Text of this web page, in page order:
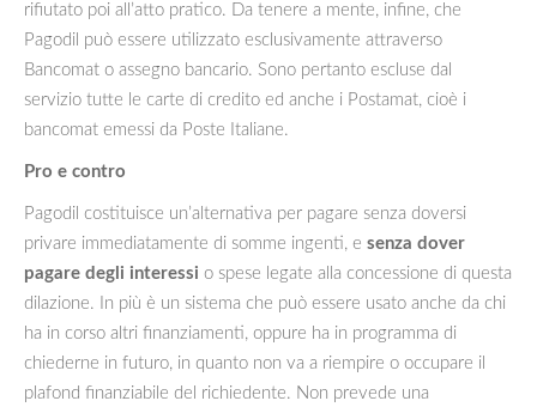
rifiutato poi all’atto pratico. Da tenere a mente, infine, che
Pagodil può essere utilizzato esclusivamente attraverso
Bancomat o assegno bancario. Sono pertanto escluse dal
servizio tutte le carte di credito ed anche i Postamat, cioè i
bancomat emessi da Poste Italiane.
Pro e contro
Pagodil costituisce un’alternativa per pagare senza doversi
privare immediatamente di somme ingenti, e senza dover
pagare degli interessi o spese legate alla concessione di questa
dilazione. In più è un sistema che può essere usato anche da chi
ha in corso altri finanziamenti, oppure ha in programma di
chiederne in futuro, in quanto non va a riempire o occupare il
plafond finanziabile del richiedente. Non prevede una